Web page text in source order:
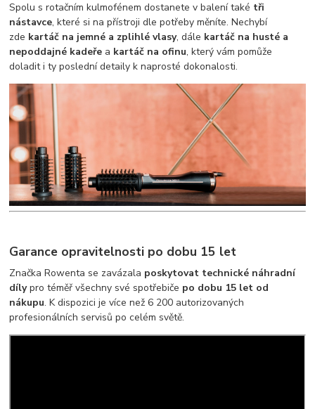
Spolu s rotačním kulmofénem dostanete v balení také tři
nástavce, které si na přístroji dle potřeby měníte. Nechybí
zde kartáč na jemné a zplihlé vlasy, dále kartáč na husté a
nepoddajné kadeře a kartáč na ofinu, který vám pomůže
doladit i ty poslední detaily k naprosté dokonalosti.
Garance opravitelnosti po dobu 15 let
Značka Rowenta se zavázala poskytovat technické náhradní
dílypro téměř všechny své spotřebiče po dobu 15 let od
nákupu. K dispozici je více než 6 200 autorizovaných
profesionálních servisů po celém světě.